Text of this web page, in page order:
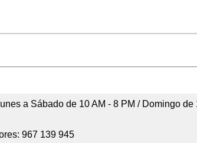
a Sábado de 10 AM - 8 PM / Domingo de
967 139 945